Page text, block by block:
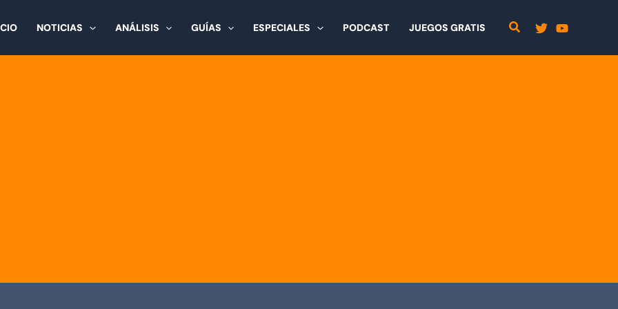
NOTICIAS ANÁLISIS GUÍAS ESPECIALES PODCAST JUEGOS GRATIS